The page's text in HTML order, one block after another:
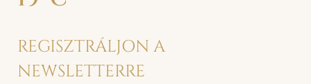
REGISZTRÁLJON A
NEWSLETTERRE